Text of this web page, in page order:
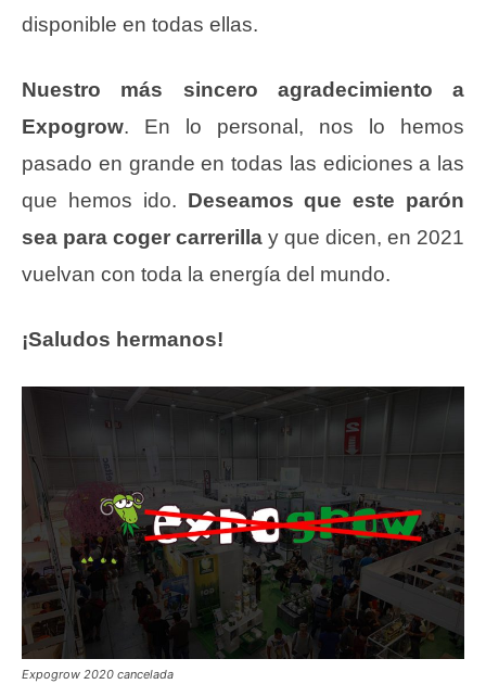
disponible en todas ellas.
Nuestro más sincero agradecimiento a
Expogrow. En lo personal, nos lo hemos
pasado en grande en todas las ediciones a las
que hemos ido. Deseamos que este parón
sea para coger carrerilla y que dicen, en 2021
vuelvan con toda la energía del mundo.
¡Saludos hermanos!
Expogrow 2020 cancelada